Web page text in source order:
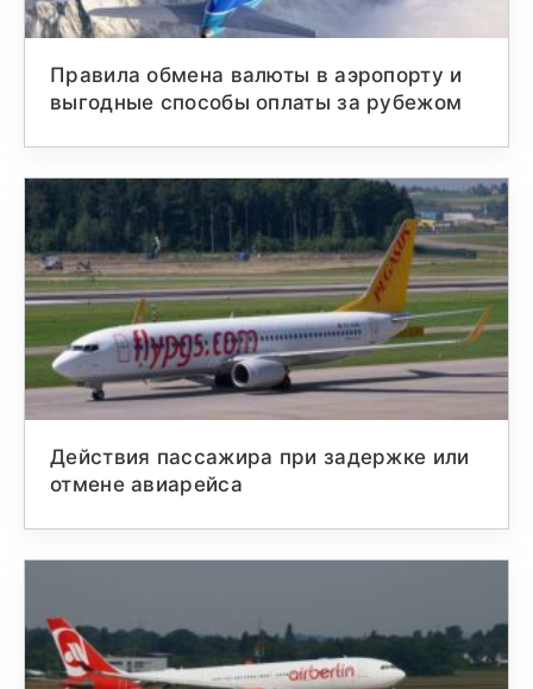
Правила обмена валюты в аэропорту и
выгодные способы оплаты за рубежом
Действия пассажира при задержке или
отмене авиарейса